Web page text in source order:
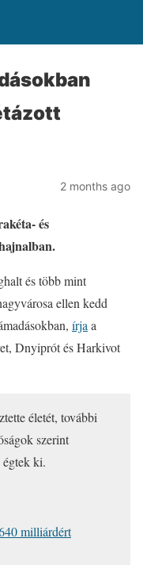
2 months ago
és
és több mint
ellen kedd
írja a
Dnyiprót és Harkivot
életét, további
szerint
ki.
milliárdért